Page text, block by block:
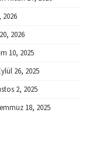
2026
2026
10, 2025
26, 2025
2, 2025
18, 2025